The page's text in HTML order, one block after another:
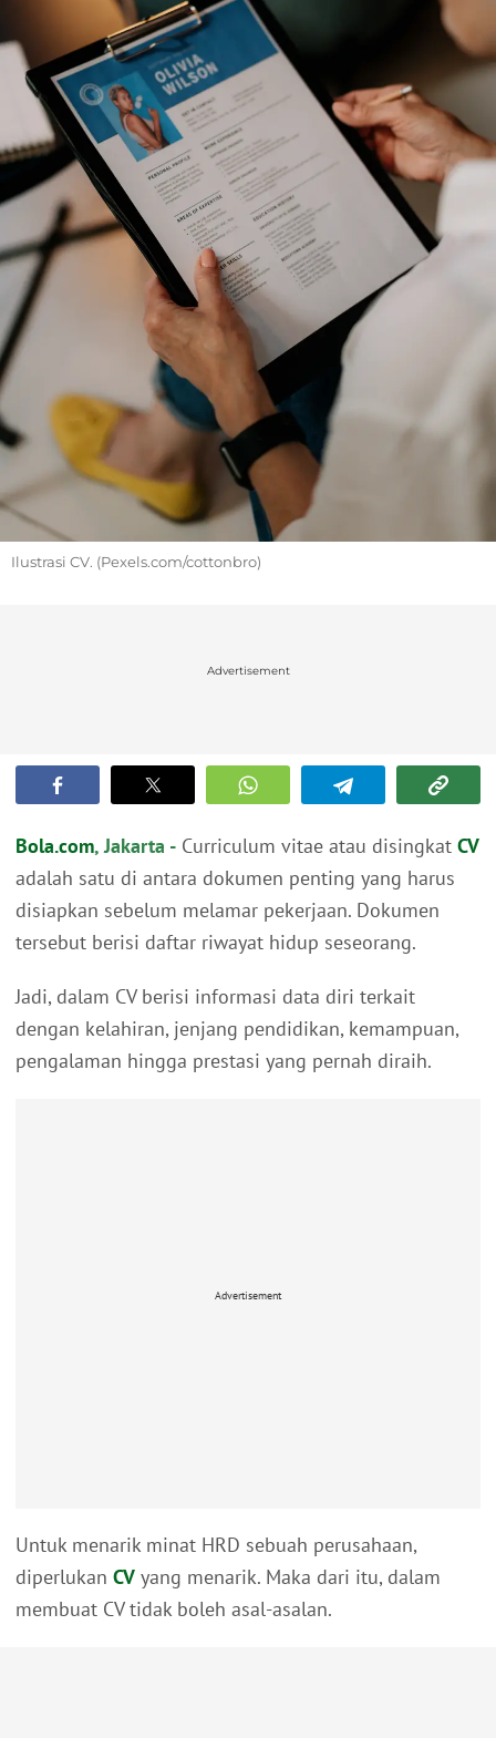
Ilustrasi CV. (Pexels.com/cottonbro)
Advertisement
Bola.com, Jakarta - Curriculum vitae atau disingkat CV
adalah satu di antara dokumen penting yang harus
disiapkan sebelum melamar pekerjaan. Dokumen
tersebut berisi daftar riwayat hidup seseorang.
Jadi, dalam CV berisi informasi data diri terkait
dengan kelahiran, jenjang pendidikan, kemampuan,
pengalaman hingga prestasi yang pernah diraih.
Advertisement
Untuk menarik minat HRD sebuah perusahaan,
diperlukan CV yang menarik. Maka dari itu, dalam
membuat CV tidak boleh asal-asalan.